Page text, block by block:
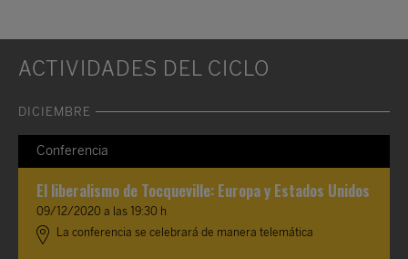
ACTIVIDADES DEL CICLO
DICIEMBRE
Conferencia
El liberalismo de Tocqueville: Europa y Estados Unidos
09/12/2020 a las 19:30 h
La conferencia se celebrará de manera telemática